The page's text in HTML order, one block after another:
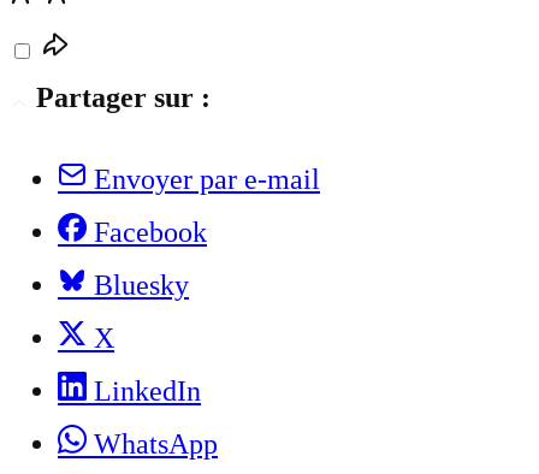
Partager sur :
Envoyer par e-mail
Facebook
Bluesky
X
LinkedIn
WhatsApp